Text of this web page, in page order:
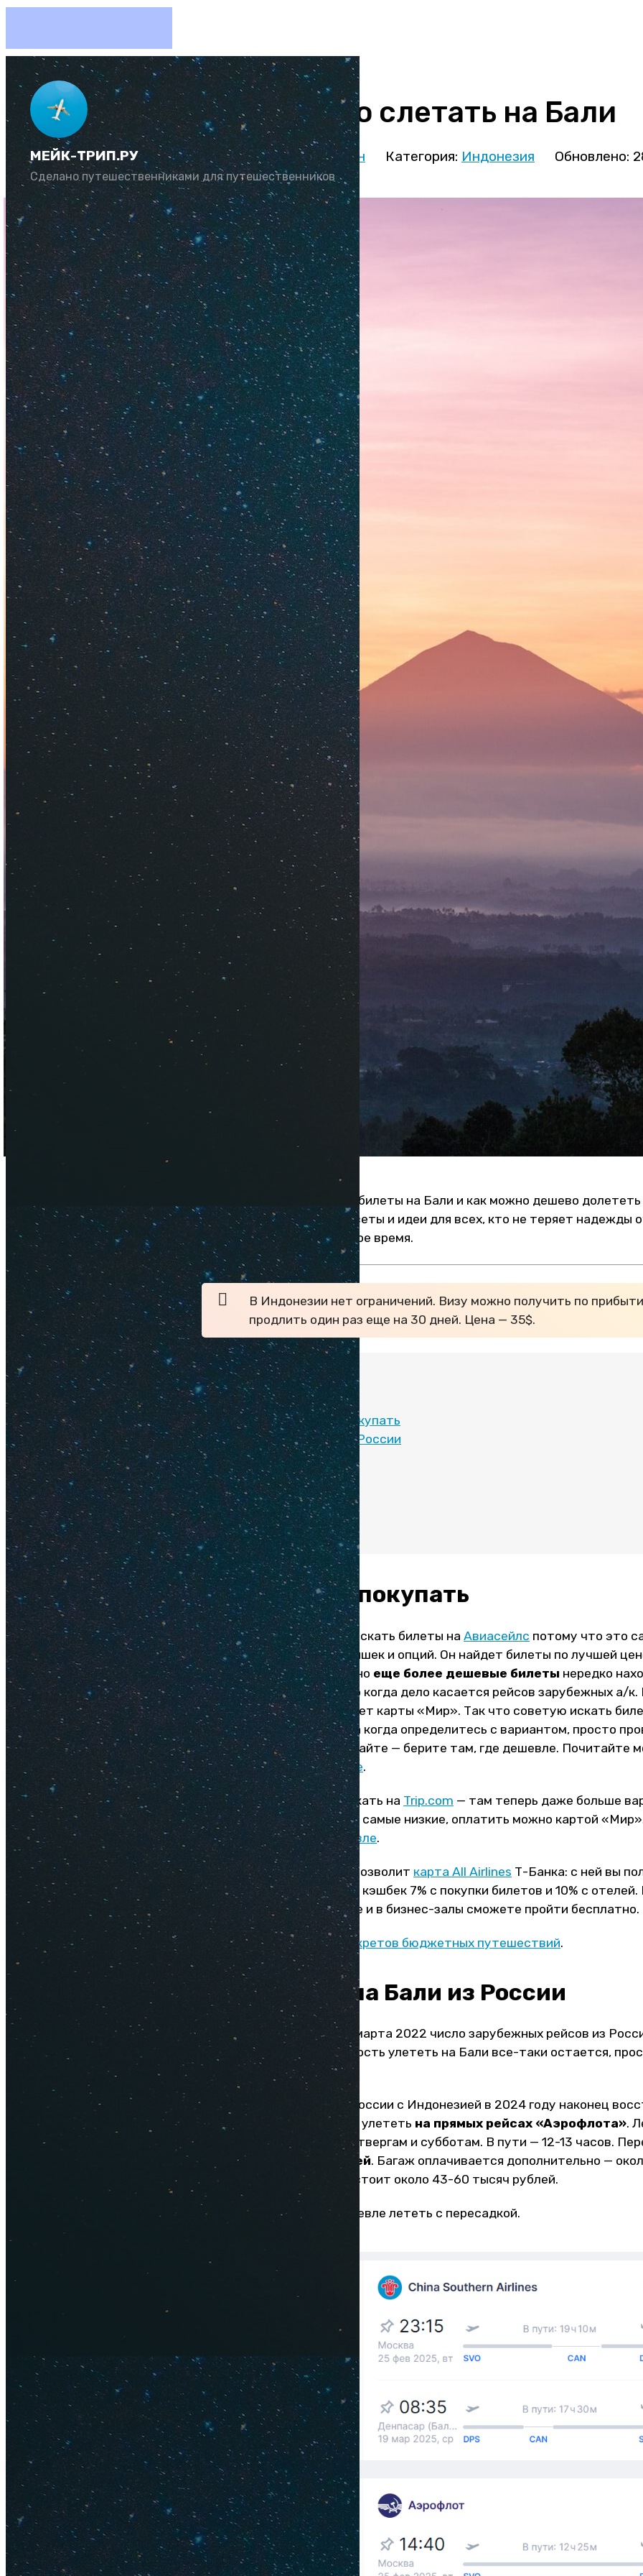
МЕЙК-ТРИП.РУ
Сделано путешественниками для путешественников
Как дешево слетать на Бали
Автор: Алексей Синицын Категория: Индонезия Обновлено:
Выясняем, сколько стоят билеты на Бали и как можно дешево
Ищем лучший способ! Советы и идеи для всех, кто не теряет надежды
бюджетно в такое сложное время.
В Индонезии нет ограничений. Визу можно получить по
продлить один раз еще на 30 дней. Цена — 35$.
Содержание:
Где дешевле покупать
Как улететь из России
Акции
Путевки
Из Казахстана
Через Азию
Где дешевле покупать
В этом обзоре мы будем искать билеты наАвиасейлс потому что это
сервис с кучей нужных фишек и опций. Он найдет билеты по лучшей
агентов и авиакомпаний, но еще более дешевые билеты нередко
сервисTrip.com , особенно когда дело касается рейсов зарубежных а/
переживайте, он принимает карты «Мир». Так что советую искать
Авиасейлс (он удобнее), а когда определитесь с вариантом, просто
этот рейс на китайском сайте — берите там, где дешевле. Почитайте
покупать билеты дешевле.
Отели также советую искать на Trip.com — там теперь даже больше
Букинге. Цены чаще всего самые низкие, оплатить можно картой
бронировать отели дешевле.
Еще больше сэкономить позволит карта All Airlines Т-Банка: с ней вы
страховку для заграницы, кэшбек 7% с покупки билетов и 10% с
подписку Premium, то еще и в бизнес-залы сможете пройти бесплатно.
Посмотрите также:12 секретов бюджетных путешествий.
Как улететь на Бали из России
После событий февраля-марта 2022 число зарубежных рейсов из
сократилось, но возможность улететь на Бали все-таки остается,
Прямое авиасообщение России с Индонезией в 2024 году наконец
из Москвы на Бали можно улететь на прямых рейсах «Аэрофлота».
неделю: по вторникам, четвергам и субботам. В пути — 12-13 часов.
стоит от 85 тысяч рублей. Багаж оплачивается дополнительно —
Перелет в одну сторону стоит около 43-60 тысяч рублей.
Однако, как и всегда, дешевле лететь с пересадкой.